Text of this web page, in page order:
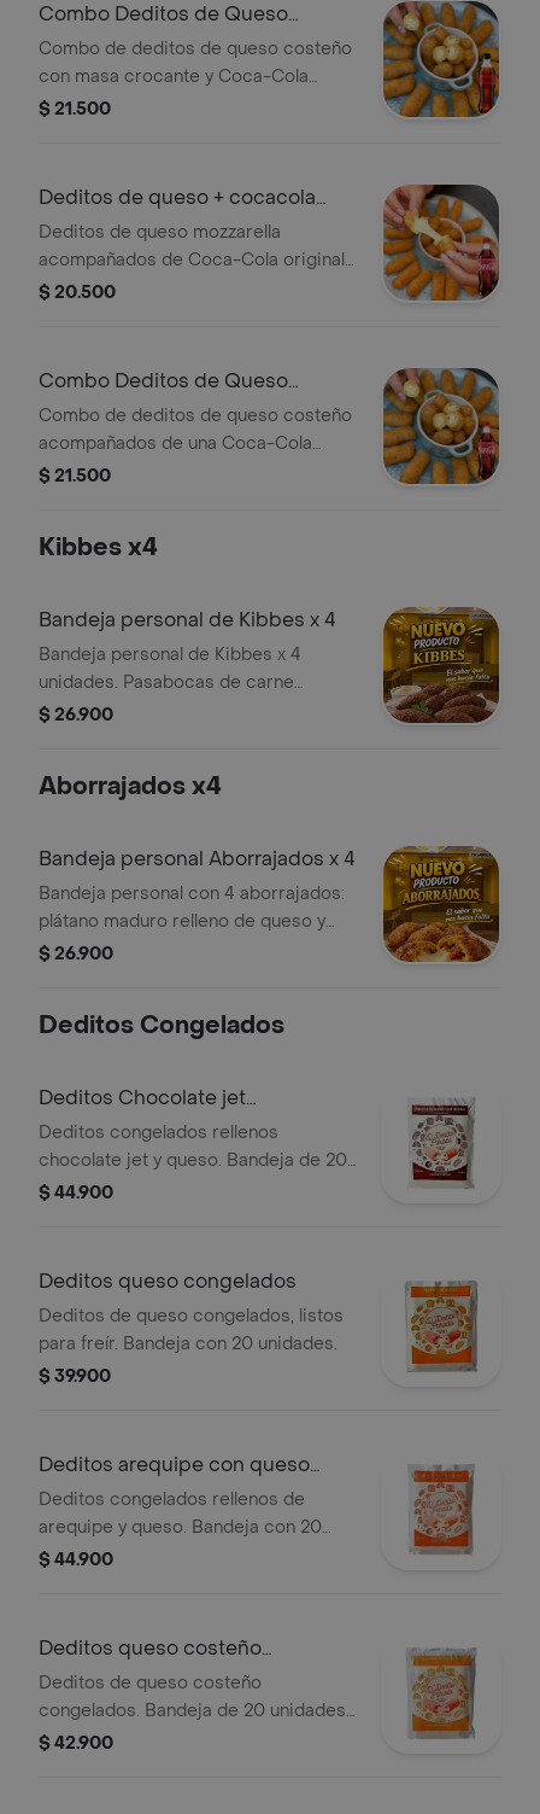
Combo Deditos de Queso
Costeño + Coca-Cola ZERO
400ml
Combo de deditos de queso costeño
con masa crocante y Coca-Cola
ZERO de 400ml.
$ 21.500
Deditos de queso + cocacola
original 400
Deditos de queso mozzarella
acompañados de Coca-Cola original
de 400 ml.
$ 20.500
Combo Deditos de Queso
Costeño +Cocacola Orig 500ml
Combo de deditos de queso costeño
acompañados de una Coca-Cola
Original de 500ml.
$ 21.500
Kibbes x4
Bandeja personal de Kibbes x 4
Bandeja personal de Kibbes x 4
unidades. Pasabocas de carne
molida, ideal para reuniones o
$ 26.900
Aborrajados x4
Bandeja personal Aborrajados x 4
Bandeja personal con 4 aborrajados:
plátano maduro relleno de queso y
bocadillo. Ideal como pasabocas.
$ 26.900
Deditos Congelados
Deditos Chocolate jet
congelados
Deditos congelados rellenos
chocolate jet y queso. Bandeja de 20
unidades. Preparación fácil en casa.
$ 44.900
Deditos queso congelados
Deditos de queso congelados, listos
para freír. Bandeja con 20 unidades.
$ 39.900
Deditos arequipe con queso
congelados
Deditos congelados rellenos de
arequipe y queso. Bandeja con 20
unidades listas para freír.
$ 44.900
Deditos queso costeño
congelados
Deditos de queso costeño
congelados. Bandeja de 20 unidades.
Ideal para freír en casa.
$ 42.900